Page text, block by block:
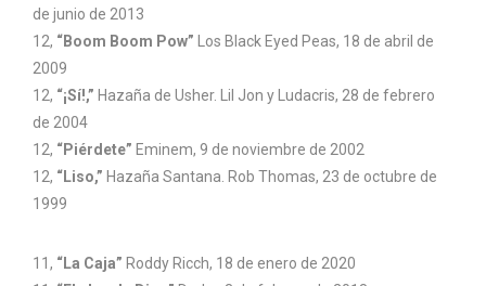
de junio de 2013
12, “Boom Boom Pow” Los Black Eyed Peas, 18 de abril de
2009
12, “¡Sí!,” Hazaña de Usher. Lil Jon y Ludacris, 28 de febrero
de 2004
12, “Piérdete” Eminem, 9 de noviembre de 2002
12, “Liso,” Hazaña Santana. Rob Thomas, 23 de octubre de
1999
11, “La Caja” Roddy Ricch, 18 de enero de 2020